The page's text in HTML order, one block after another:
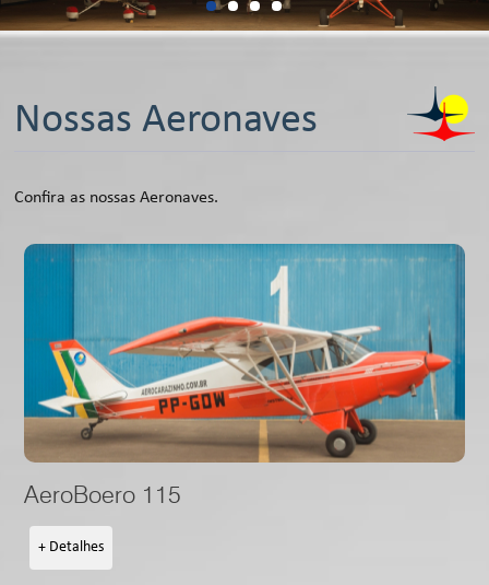
Nossas Aeronaves
Confira as nossas Aeronaves.
AeroBoero 115
+ Detalhes